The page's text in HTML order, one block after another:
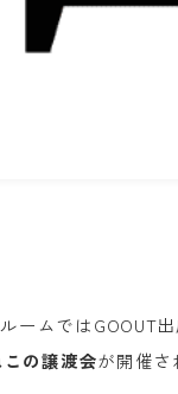
ームではGOOUT
の譲渡会が開催さ